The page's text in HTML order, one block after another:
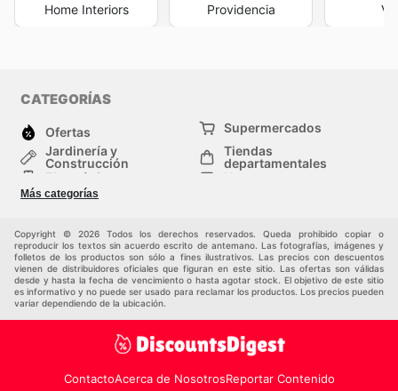
Home Interiors Providencia
CATEGORÍAS
Ofertas
Supermercados
Jardinería y
Construcción
Tiendas
departamentales
Electrónica
Hogar
Salud y Belleza
Otros
Más categorías
Copyright © 2026 Todos los derechos reservados. Queda prohibido copiar o
reproducir los textos sin acuerdo escrito de antemano. Las fotografías, imágenes y
folletos de los productos son sólo a fines ilustrativos. Las precios con descuentos
vienen de distribuidores oficiales que figuran en este sitio. Las ofertas son válidas
desde y hasta la fecha de vencimiento o hasta agotar stock. El objetivo de este sitio
es informativo y no puede ser usado para reclamar los productos. Los precios pueden
variar dependiendo de la ubicación.
ContactoAcerca de NosotrosReportar Contenido